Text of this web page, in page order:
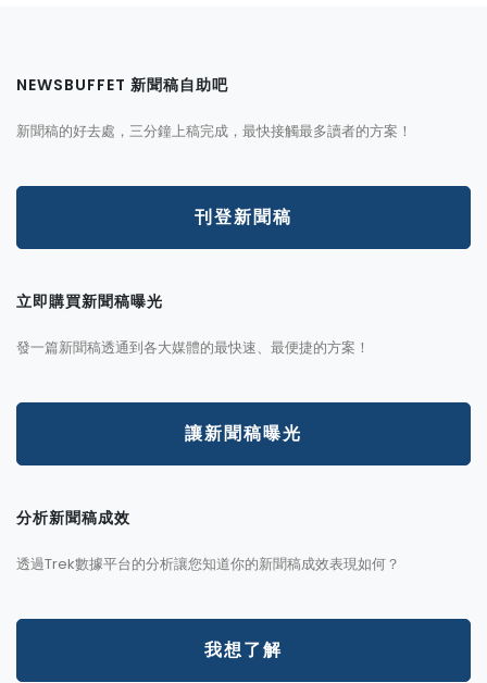
NEWSBUFFET 新聞稿自助吧
新聞稿的好去處，三分鐘上稿完成，最快接觸最多讀者的方案！
刊登新聞稿
立即購買新聞稿曝光
發一篇新聞稿透通到各大媒體的最快速、最便捷的方案！
讓新聞稿曝光
分析新聞稿成效
透過Trek數據平台的分析讓您知道你的新聞稿成效表現如何？
我想了解